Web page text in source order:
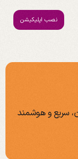
نصب اپلیکیشن
و هوشمند